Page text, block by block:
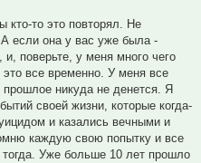
кто-то это повторял. Не
если она у вас уже была -
поверьте, у меня много чего
это все временно. У меня все
никуда не денется. Я
своей жизни, которые когда-
и казались вечными и
каждую свою попытку и все
Уже больше 10 лет прошло